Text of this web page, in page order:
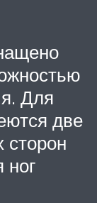
Для
две
сторон
ног